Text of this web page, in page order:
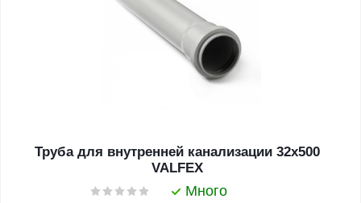
Труба для внутренней канализации 32x500
VALFEX
Много